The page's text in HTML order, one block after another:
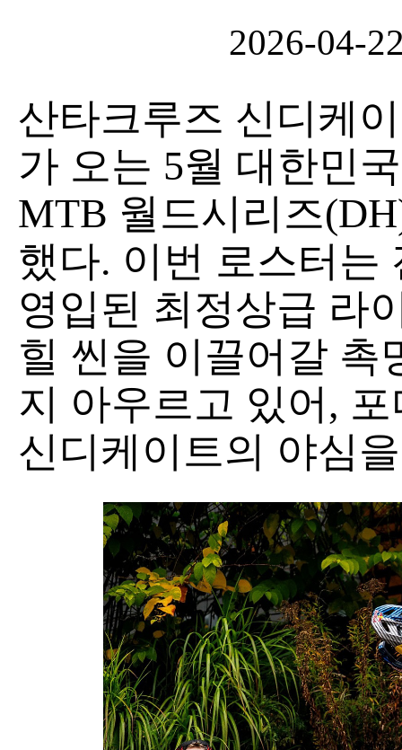
2026-04-
산타크루즈 신디케이
가 오는 5월 대한민
MTB 월드시리즈
했다. 이번 로스터는
영입된 최정상급 라
힐 씬을 이끌어갈 촉
지 아우르고 있어,
신디케이트의 야심